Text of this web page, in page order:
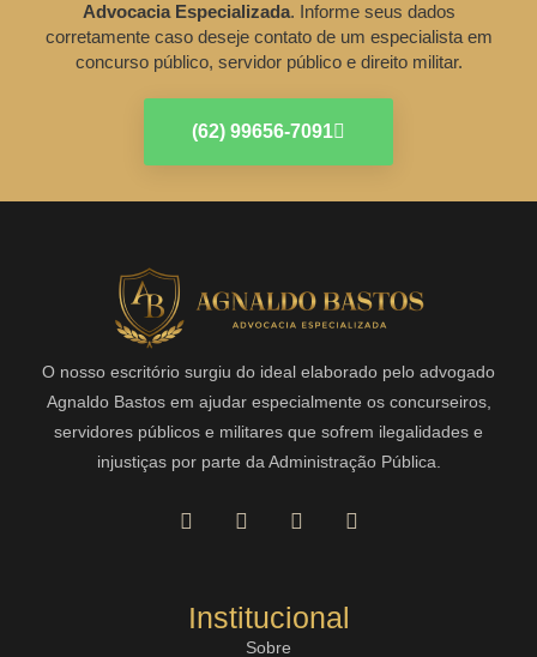
Advocacia Especializada. Informe seus dados
corretamente caso deseje contato de um especialista em
concurso público, servidor público e direito militar.
(62) 99656-7091
O nosso escritório surgiu do ideal elaborado pelo advogado
Agnaldo Bastos em ajudar especialmente os concurseiros,
servidores públicos e militares que sofrem ilegalidades e
injustiças por parte da Administração Pública.
Institucional
Sobre